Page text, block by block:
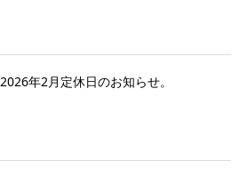
2026年2月定休日のお知らせ。